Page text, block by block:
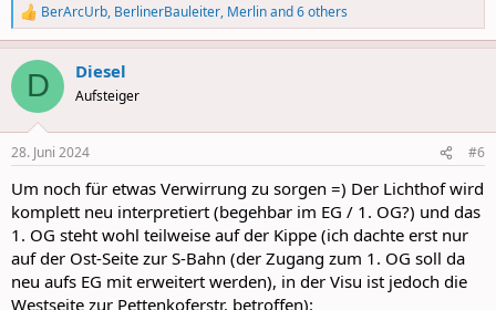
R
e
a
c
i
s
BerArcUrb, BerlinerBauleiter, Merlinand 6 others
D Diesel
Aufsteiger
28. Juni 2024 #6
Um noch für etwas Verwirrung zu sorgen =) Der Lichthof wird
komplett neu interpretiert (begehbar im EG / 1. OG?) und das
1. OG steht wohl teilweise auf der Kippe (ich dachte erst nur
auf der Ost-Seite zur S-Bahn (der Zugang zum 1. OG soll da
neu aufs EG mit erweitert werden), in der Visu ist jedoch die
Westseite zur Pettenkoferstr. betroffen):